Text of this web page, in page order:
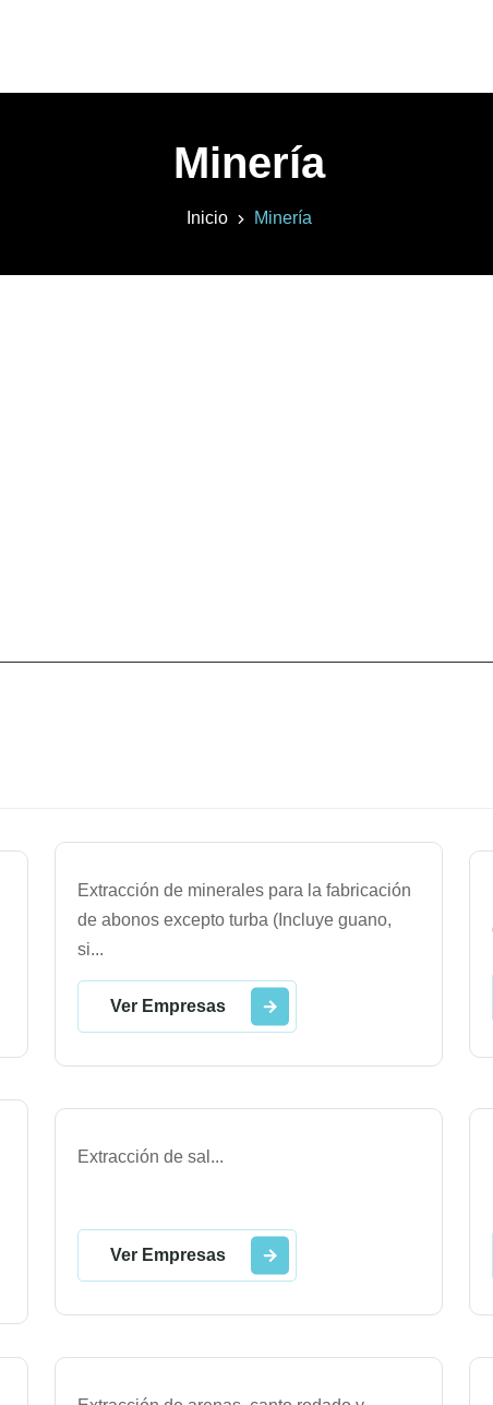
Minería
Inicio Minería
Extracción de minerales para la fabricación
de abonos excepto turba (Incluye guano,
si...
Ver Empresas
Extracción de sal ...
Ver Empresas